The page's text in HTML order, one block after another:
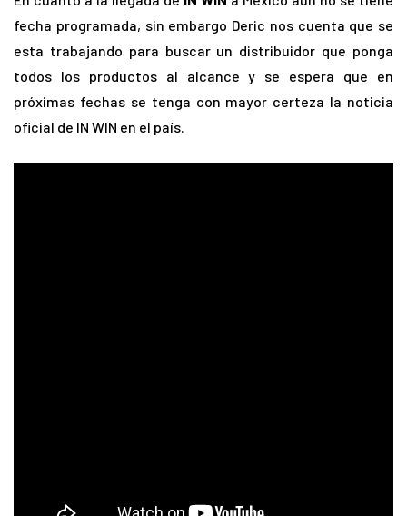
fecha programada, sin embargo Deric nos cuenta que se
esta trabajando para buscar un distribuidor que ponga
todos los productos al alcance y se espera que en
próximas fechas se tenga con mayor certeza la noticia
oficial de IN WIN en el país.